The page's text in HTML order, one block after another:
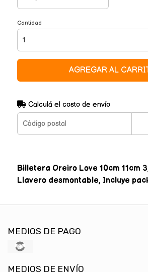
Cantidad
AGREGAR AL
Calculá el costo de envío
Billetera Oreiro Love 10cm 11cm
Llavero desmontable, Incluye
MEDIOS DE PAGO
MEDIOS DE ENVÍO